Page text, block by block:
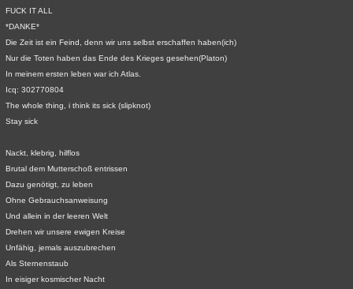
FUCK IT ALL
*DANKE*
Die Zeit ist ein Feind, denn wir uns selbst erschaffen haben(ich)
Nur die Toten haben das Ende des Krieges gesehen(Platon)
In meinem ersten leben war ich Atlas.
Icq: 302770804
The whole thing, i think its sick (slipknot)
Stay sick
Nackt, klebrig, hilflos
Brutal dem Mutterschoß entrissen
Dazu genötigt, zu leben
Ohne Gebrauchsanweisung
Und allein in der leeren Welt
Drehen wir unsere ewigen Kreise
Unfähig, jemals auszubrechen
Als Sternenstaub
In eisiger kosmischer Nacht